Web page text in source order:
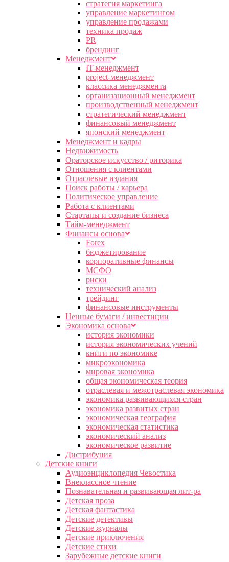
стратегия маркетинга
управление маркетингом
управление продажами
техника продаж
PR
брендинг
Менеджмент
IT-менеджмент
project-менеджмент
классика менеджмента
организационный менеджмент
производственный менеджмент
стратегический менеджмент
финансовый менеджмент
японский менеджмент
Менеджмент и кадры
Недвижимость
Ораторское искусство / риторика
Отношения с клиентами
Отраслевые издания
Поиск работы / карьера
Политическое управление
Работа с клиентами
Стартапы и создание бизнеса
Тайм-менеджмент
Финансы основа
Forex
бюджетирование
корпоративные финансы
МСФО
риски
технический анализ
трейдинг
финансовые инструменты
Ценные бумаги / инвестиции
Экономика основа
история экономики
история экономических учений
книги по экономике
микроэкономика
мировая экономика
общая экономическая теория
отраслевая и межотраслевая экономика
экономика развивающихся стран
экономика развитых стран
экономическая география
экономическая статистика
экономический анализ
экономическое развитие
Дистрибуция
Детские книги
Аудиоэнциклопедия Чевостика
Внеклассное чтение
Познавательная и развивающая лит-ра
Детская проза
Детская фантастика
Детские детективы
Детские журналы
Детские приключения
Детские стихи
Зарубежные детские книги